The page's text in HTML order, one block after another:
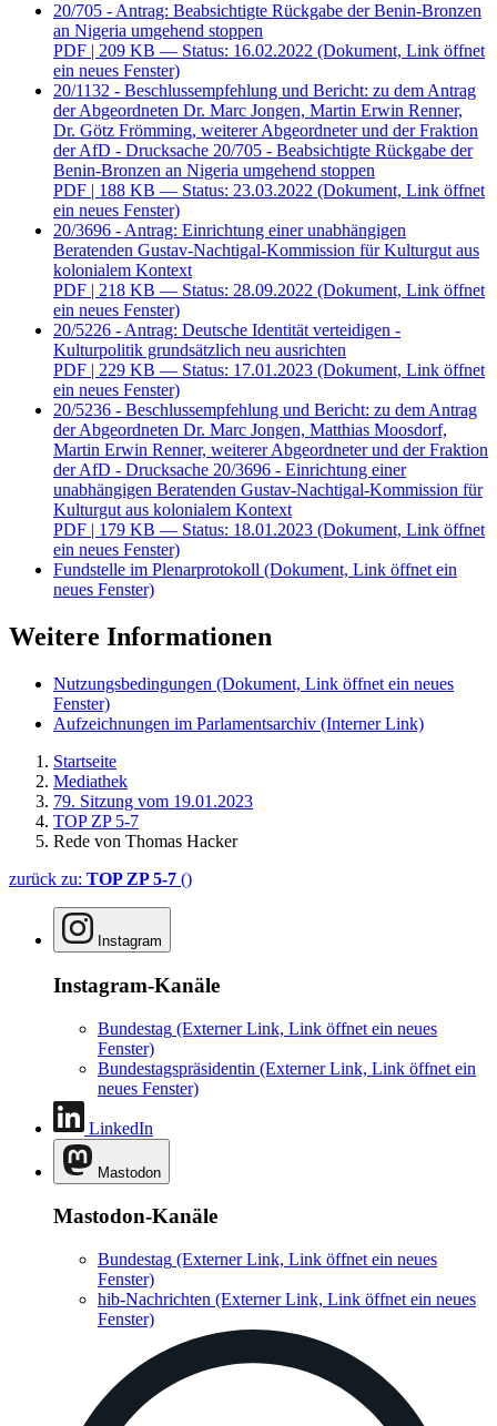
20/705 - Antrag: Beabsichtigte Rückgabe der Benin-Bronzen
an Nigeria umgehend stoppen
PDF | 209 KB — Status: 16.02.2022 (Dokument, Link öffnet
ein neues Fenster)
20/1132 - Beschlussempfehlung und Bericht: zu dem Antrag
der Abgeordneten Dr. Marc Jongen, Martin Erwin Renner,
Dr. Götz Frömming, weiterer Abgeordneter und der Fraktion
der AfD - Drucksache 20/705 - Beabsichtigte Rückgabe der
Benin-Bronzen an Nigeria umgehend stoppen
PDF | 188 KB — Status: 23.03.2022 (Dokument, Link öffnet
ein neues Fenster)
20/3696 - Antrag: Einrichtung einer unabhängigen
Beratenden Gustav-Nachtigal-Kommission für Kulturgut aus
kolonialem Kontext
PDF | 218 KB — Status: 28.09.2022 (Dokument, Link öffnet
ein neues Fenster)
20/5226 - Antrag: Deutsche Identität verteidigen -
Kulturpolitik grundsätzlich neu ausrichten
PDF | 229 KB — Status: 17.01.2023 (Dokument, Link öffnet
ein neues Fenster)
20/5236 - Beschlussempfehlung und Bericht: zu dem Antrag
der Abgeordneten Dr. Marc Jongen, Matthias Moosdorf,
Martin Erwin Renner, weiterer Abgeordneter und der Fraktion
der AfD - Drucksache 20/3696 - Einrichtung einer
unabhängigen Beratenden Gustav-Nachtigal-Kommission für
Kulturgut aus kolonialem Kontext
PDF | 179 KB — Status: 18.01.2023 (Dokument, Link öffnet
ein neues Fenster)
Fundstelle im Plenarprotokoll (Dokument, Link öffnet ein
neues Fenster)
Weitere Informationen
Nutzungsbedingungen (Dokument, Link öffnet ein neues
Fenster)
Aufzeichnungen im Parlamentsarchiv (Interner Link)
Startseite
Mediathek
79. Sitzung vom 19.01.2023
TOP ZP 5-7
Rede von Thomas Hacker
zurück zu: TOP ZP 5-7 ()
Instagram
Instagram-Kanäle
Bundestag (Externer Link, Link öffnet ein neues
Fenster)
Bundestagspräsidentin (Externer Link, Link öffnet ein
neues Fenster)
LinkedIn
Mastodon
Mastodon-Kanäle
Bundestag (Externer Link, Link öffnet ein neues
Fenster)
hib-Nachrichten (Externer Link, Link öffnet ein neues
Fenster)